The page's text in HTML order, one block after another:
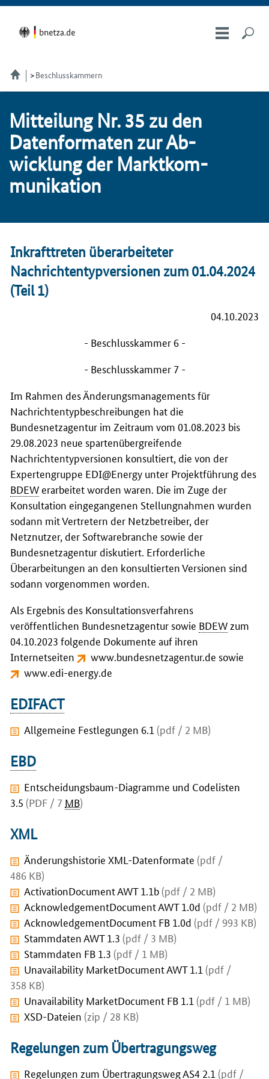
Beschlusskammern
Mit­tei­lung Nr. 35 zu den
Da­ten­for­ma­ten zur Ab­
wick­lung der Markt­kom­
mu­ni­ka­ti­on
Inkrafttreten überarbeiteter
Nachrichtentypversionen zum 01.04.2024
(Teil 1)
04.10.2023
- Beschlusskammer 6 -
- Beschlusskammer 7 -
Im Rahmen des Änderungsmanagements für
Nachrichtentypbeschreibungen hat die
Bundesnetzagentur im Zeitraum vom 01.08.2023 bis
29.08.2023 neue spartenübergreifende
Nachrichtentypversionen konsultiert, die von der
Expertengruppe EDI@Energy unter Projektführung des
BDEW erarbeitet worden waren. Die im Zuge der
Konsultation eingegangenen Stellungnahmen wurden
sodann mit Vertretern der Netzbetreiber, der
Netznutzer, der Softwarebranche sowie der
Bundesnetzagentur diskutiert. Erforderliche
Überarbeitungen an den konsultierten Versionen sind
sodann vorgenommen worden.
Als Ergebnis des Konsultationsverfahrens
veröffentlichen Bundesnetzagentur sowie BDEW zum
04.10.2023 folgende Dokumente auf ihren
Internetseiten
www.bundesnetzagentur.de sowie
www.edi-energy.de
EDIFACT
Allgemeine Festlegungen 6.1 (pdf / 2 MB)
EBD
Entscheidungsbaum-Diagramme und Codelisten
3.5 (PDF / 7 MB)
XML
Änderungshistorie XML-Datenformate (pdf /
486 KB)
ActivationDocument AWT 1.1b (pdf / 2 MB)
AcknowledgementDocument AWT 1.0d (pdf / 2 MB)
AcknowledgementDocument FB 1.0d (pdf / 993 KB)
Stammdaten AWT 1.3 (pdf / 3 MB)
Stammdaten FB 1.3 (pdf / 1 MB)
Unavailability MarketDocument AWT 1.1 (pdf /
358 KB)
Unavailability MarketDocument FB 1.1 (pdf / 1 MB)
XSD-Dateien (zip / 28 KB)
Regelungen zum Übertragungsweg
Regelungen zum Übertragungsweg AS4 2.1 (pdf /